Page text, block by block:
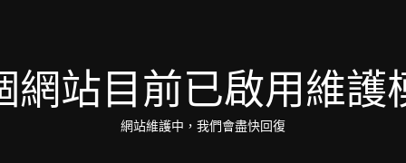
網站目前已啟用維護
網站維護中，我們會盡快回復